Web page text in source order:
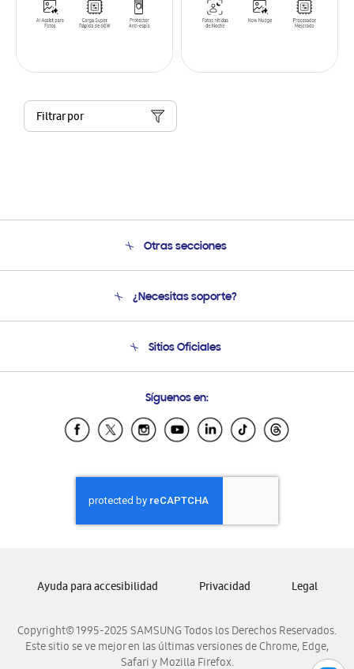
Filtrar por
Otras secciones
Soporte
Condiciones de Compra
¿Necesitas soporte?
Soporte vía eMail
Sitios Oficiales
Samsung Ecuador
Samsung El Salvador
Samsung Honduras
Samsung Nicaragua
Samsung Panamá
Samsung Venezuela
Síguenos en:
Copyright© 1995-2025 SAMSUNG Todos los Derechos Reservados.
Este sitio se ve mejor en las últimas versiones de Chrome, Edge,
Safari y Mozilla Firefox.
Ayuda para accesibilidad Privacidad Legal